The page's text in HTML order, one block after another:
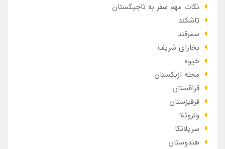
نکات مهم سفر به تاجیکستان
تاشکند
سمرقند
بخارای شریف
خیوه
مجله ازبکستان
قزاقستان
قرقیزستان
ونزوئلا
سریلانکا
هندوستان